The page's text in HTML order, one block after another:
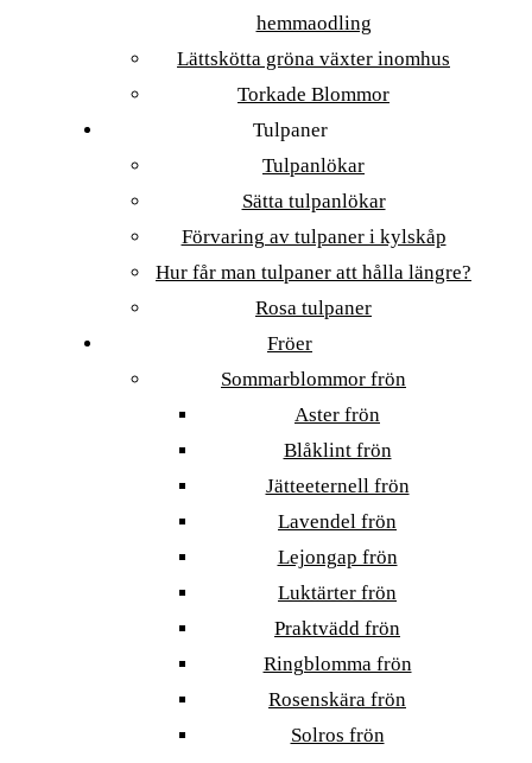
hemmaodling
Lättskötta gröna växter inomhus
Torkade Blommor
Tulpaner
Tulpanlökar
Sätta tulpanlökar
Förvaring av tulpaner i kylskåp
Hur får man tulpaner att hålla längre?
Rosa tulpaner
Fröer
Sommarblommor frön
Aster frön
Blåklint frön
Jätteeternell frön
Lavendel frön
Lejongap frön
Luktärter frön
Praktvädd frön
Ringblomma frön
Rosenskära frön
Solros frön